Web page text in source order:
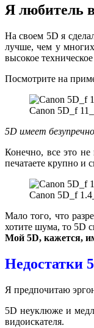
Я любитель
На своем 5D я
лучше, чем у многих
высокое
Посмотрите на
Canon 5D_f
5D имеет
Конечно, все это не
печатаете крупно и
Canon 5D_f
Мало того, что
хотите шума, то 5D
Мой 5D, кажется,
Недостатки
Я предпочитаю
5D неуклюже и
видоискателя.